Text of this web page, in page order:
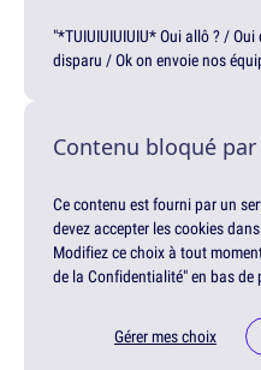
"*TUIUIUIUIUIU* Oui allô ? /
disparu / Ok on envoie nos
Contenu bloqué
Ce contenu est fourni par un
devez accepter les cookies
Modifiez ce choix à tout
de la Confidentialité" en bas de
Gérer mes choix